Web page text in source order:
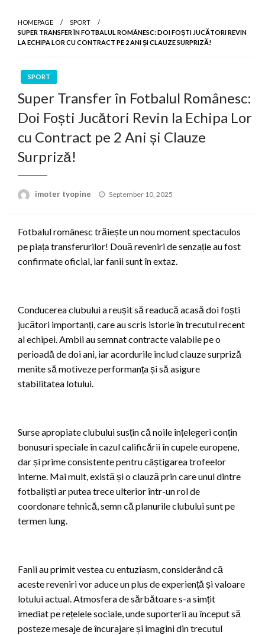
HOMEPAGE
SPORT
SUPER TRANSFER ÎN FOTBALUL ROMÂNESC: DOI FOȘTI JUCĂTORI REVIN
LA ECHIPA LOR CU CONTRACT PE 2 ANI ȘI CLAUZE SURPRIZĂ!
SPORT
Super Transfer în Fotbalul Românesc:
Doi Foști Jucători Revin la Echipa Lor
cu Contract pe 2 Ani și Clauze
Surpriză!
imoter tyopine
Posted
September 10, 2025
Fotbalul românesc trăiește un nou moment spectaculos
pe piața transferurilor! Două reveniri de senzație au fost
confirmate oficial, iar fanii sunt în extaz.
Conducerea clubului a reușit să readucă acasă doi foști
jucători importanți, care au scris istorie în trecutul recent
al echipei. Ambii au semnat contracte valabile pe o
perioadă de doi ani, iar acordurile includ clauze surpriză
menite să motiveze performanța și să asigure
stabilitatea lotului.
Surse apropiate clubului susțin că noile înțelegeri conțin
bonusuri speciale în cazul calificării în cupele europene,
dar și prime consistente pentru câștigarea trofeelor
interne. Mai mult, există și o clauză prin care unul dintre
fotbaliști ar putea trece ulterior într-un rol de
coordonare tehnică, semn că planurile clubului sunt pe
termen lung.
Fanii au primit vestea cu entuziasm, considerând că
aceste reveniri vor aduce un plus de experiență și valoare
lotului actual. Atmosfera de sărbătoare s-a simțit
imediat pe rețelele sociale, unde suporterii au început să
posteze mesaje de încurajare și imagini din trecutul